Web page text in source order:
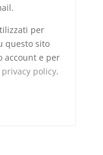
per
questo sito
account e per
privacy policy.